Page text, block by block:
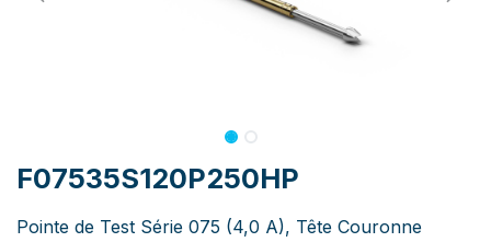
F07535S120P250HP
Pointe de Test Série 075 (4,0 A), Tête Couronne